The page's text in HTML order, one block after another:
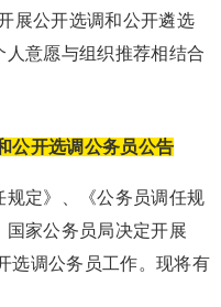
展公开选调和公开遴选
意愿与组织推荐相结合
公开选调公务员公告
定》、《公务员调任规
国家公务员局决定开展
选调公务员工作。现将有